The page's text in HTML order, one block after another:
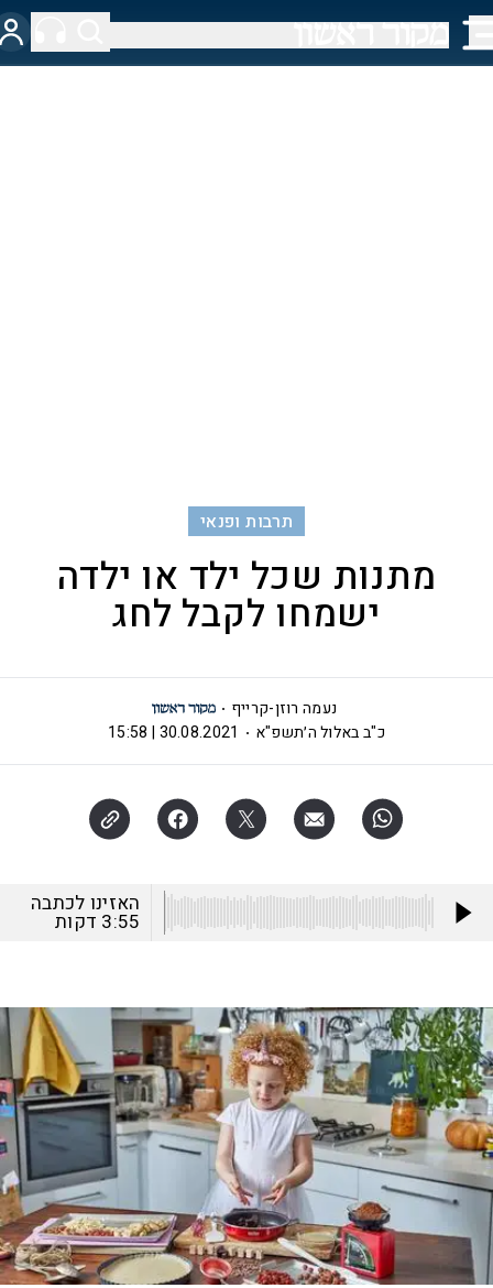
תרבות ופנאי
מתנות שכל ילד או ילדה
ישמחו לקבל לחג
נעמה רוזן-קרייף
כ"ב באלול ה׳תשפ"א
30.08.2021 | 15:58
האזינו לכתבה
3:55 דקות